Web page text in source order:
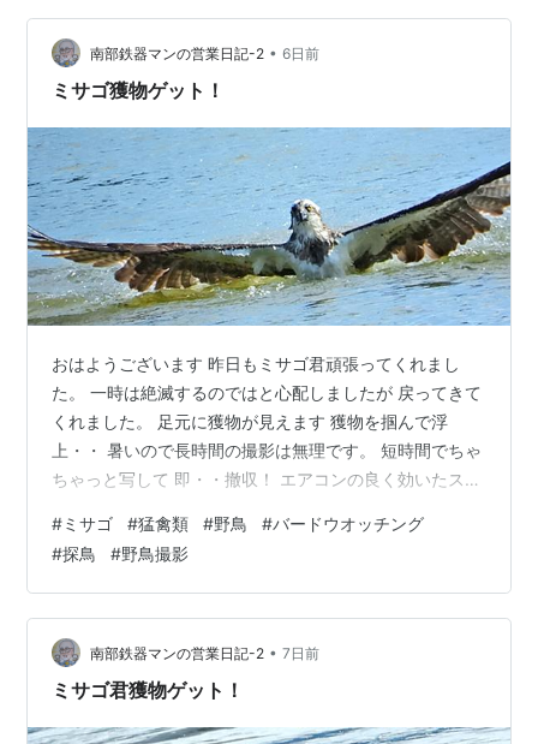
グ更新時間午前4時12分 室温度28度 湿度73％ 外気温度
28度 体感温度28度 ★★★★★★★★★★★★ 7月31
日の画像です。 ミサゴの足元をよく見てください…
南部鉄器マンの営業日記-2 • 6日前
ミサゴ獲物ゲット！
おはようございます 昨日もミサゴ君頑張ってくれまし
た。 一時は絶滅するのではと心配しましたが 戻ってきて
くれました。 足元に獲物が見えます 獲物を掴んで浮
上・・ 暑いので長時間の撮影は無理です。 短時間でちゃ
ちゃっと写して 即・・撤収！ エアコンの良く効いたスー
ブログに お越し頂きありがとうございました 南部鉄器マ
ン全力投球のブログ写真 如何でしたか？ 明日も是非お越
しくださいませ。 感謝。 ★★★★★★★★★★★★
2026年8月1日 土曜日 ブログ更新時間午前4時18分 室温
度28度 湿度71％ 外気温度27度 体感温度27度
★★★★…
#ミサゴ #猛禽類 #野鳥 #バードウオッチング
#探鳥 #野鳥撮影
南部鉄器マンの営業日記-2 • 7日前
ミサゴ君獲物ゲット！